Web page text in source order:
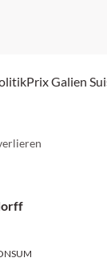
Prix Galien